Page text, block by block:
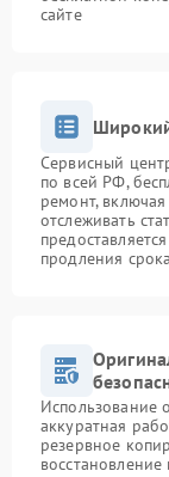
сайте
Сервисный
по всей РФ,
ремонт,
отслеживать
продления
Использование
аккуратная
резервное